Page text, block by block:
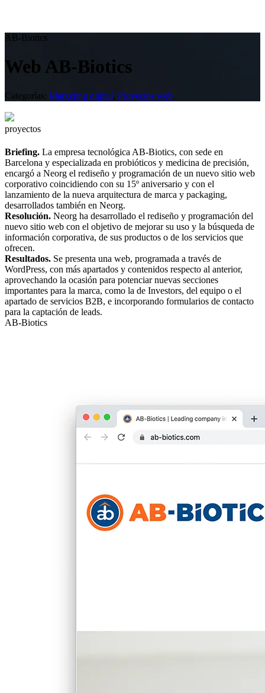
AB-Biotics
Web AB-Biotics
Categorías: Marketing digital, Proyectos web.
proyectos
Briefing. La empresa tecnológica AB-Biotics, con sede en
Barcelona y especializada en probióticos y medicina de precisión,
encargó a Neorg el rediseño y programación de un nuevo sitio web
corporativo coincidiendo con su 15º aniversario y con el
lanzamiento de la nueva arquitectura de marca y packaging,
desarrollados también en Neorg.
Resolución. Neorg ha desarrollado el rediseño y programación del
nuevo sitio web con el objetivo de mejorar su uso y la búsqueda de
información corporativa, de sus productos o de los servicios que
ofrecen.
Resultados. Se presenta una web, programada a través de
WordPress, con más apartados y contenidos respecto al anterior,
aprovechando la ocasión para potenciar nuevas secciones
importantes para la marca, como la de Investors, del equipo o el
apartado de servicios B2B, e incorporando formularios de contacto
para la captación de leads.
AB-Biotics